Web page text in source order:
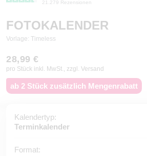
21.279 Rezensionen
FOTOKALENDER
Vorlage: Timeless
28,99 €
pro Stück inkl. MwSt., zzgl. Versand
ab 2 Stück zusätzlich Mengenrabatt
Kalendertyp:
Terminkalender
Format: